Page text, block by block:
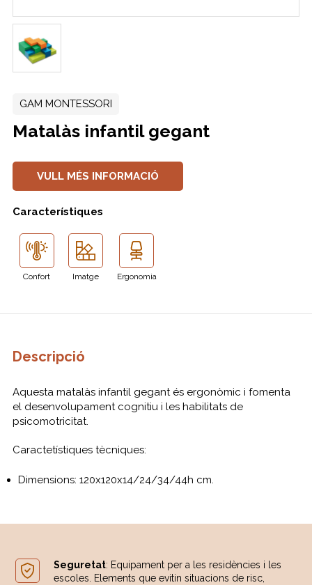
GAM MONTESSORI
Matalàs infantil gegant
VULL MÉS INFORMACIÓ
Característiques
Confort Imatge Ergonomia
Descripció
Aquesta matalàs infantil gegant és ergonòmic i fomenta
el desenvolupament cognitiu i les habilitats de
psicomotricitat.
Caractetístiques tècniques:
Dimensions: 120x120x14/24/34/44h cm.
Seguretat: Equipament per a les residències i les
escoles. Elements que evitin situacions de risc,